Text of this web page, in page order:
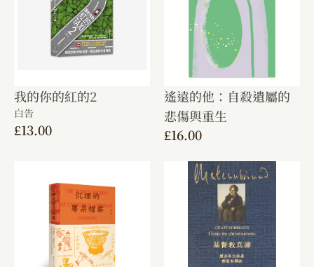
我的你的紅的2
白告
£13.00
遙遠的他：自殺遺屬的
悲傷與重生
£16.00